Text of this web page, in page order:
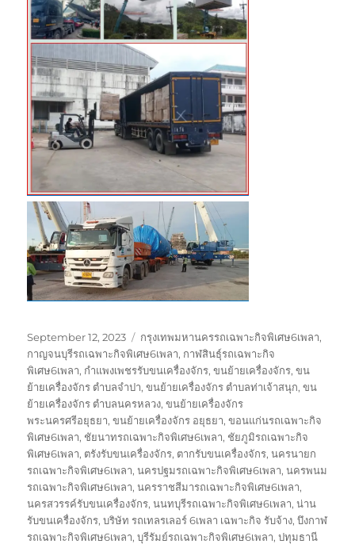
Posted
on
September 12, 2023 Tags
กรุงเทพมหานครรถเฉพาะกิจพิเศษ6เพลา,
กาญจนบุรีรถเฉพาะกิจพิเศษ6เพลา, กาฬสินธุ์รถเฉพาะกิจ
พิเศษ6เพลา, กำแพงเพชรรับขนเครื่องจักร,ขนย้ายเครื่องจักร,ขน
ย้ายเครื่องจักร ตำบลจำปา,ขนย้ายเครื่องจักร ตำบลท่าเจ้าสนุก,ขน
ย้ายเครื่องจักร ตำบลนครหลวง,ขนย้ายเครื่องจักร
พระนครศรีอยุธยา,ขนย้ายเครื่องจักร อยุธยา,ขอนแก่นรถเฉพาะกิจ
พิเศษ6เพลา, ชัยนาทรถเฉพาะกิจพิเศษ6เพลา, ชัยภูมิรถเฉพาะกิจ
พิเศษ6เพลา, ตรังรับขนเครื่องจักร, ตากรับขนเครื่องจักร,นครนายก
รถเฉพาะกิจพิเศษ6เพลา,นครปฐมรถเฉพาะกิจพิเศษ6เพลา,นครพนม
รถเฉพาะกิจพิเศษ6เพลา,นครราชสีมารถเฉพาะกิจพิเศษ6เพลา,
นครสวรรค์รับขนเครื่องจักร,นนทบุรีรถเฉพาะกิจพิเศษ6เพลา,น่าน
รับขนเครื่องจักร,บริษัท รถเทลรเลอร์ 6เพลา เฉพาะกิจ รับจ้าง,บึงกาฬ
รถเฉพาะกิจพิเศษ6เพลา,บุรีรัมย์รถเฉพาะกิจพิเศษ6เพลา,ปทุมธานี